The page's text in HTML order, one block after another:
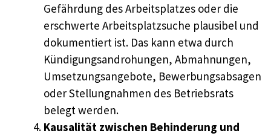
Gefährdung des Arbeitsplatzes oder die
erschwerte Arbeitsplatzsuche plausibel und
dokumentiert ist. Das kann etwa durch
Kündigungsandrohungen, Abmahnungen,
Umsetzungsangebote, Bewerbungsabsagen
oder Stellungnahmen des Betriebsrats
belegt werden.
Kausalität zwischen Behinderung und